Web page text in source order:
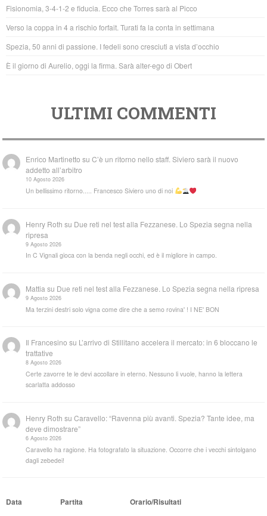
o
k
p
Fisionomia, 3-4-1-2 e fiducia. Ecco che Torres sarà al Picco
Verso la coppa in 4 a rischio forfait. Turati fa la conta in settimana
Spezia, 50 anni di passione. I fedeli sono cresciuti a vista d’occhio
È il giorno di Aurelio, oggi la firma. Sarà alter-ego di Obert
ULTIMI COMMENTI
Enrico Martinetto suC’è un ritorno nello staff. Siviero sarà il nuovo
addetto all’arbitro
10 Agosto 2026
Un bellissimo ritorno..... Francesco Siviero uno di noi
Henry Roth su Due reti nel test alla Fezzanese. Lo Spezia segna nella
ripresa
9 Agosto 2026
In C Vignali gioca con la benda negli occhi, ed è il migliore in campo.
Mattia su Due reti nel test alla Fezzanese. Lo Spezia segna nella ripresa
9 Agosto 2026
Ma terzini destri solo vigna come dire che a semo rovina' ! I NE' BON
Il Francesino su L’arrivo di Stillitano accelera il mercato: in 6 bloccano le
trattative
8 Agosto 2026
Certe zavorre te le devi accollare in eterno. Nessuno li vuole, hanno la lettera
scarlatta addosso
Henry Roth suCaravello: “Ravenna più avanti. Spezia? Tante idee, ma
deve dimostrare”
6 Agosto 2026
Caravello ha ragione. Ha fotografato la situazione. Occorre che i vecchi sintolgano
dagli zebedei!
Data Partita Orario/Risultati